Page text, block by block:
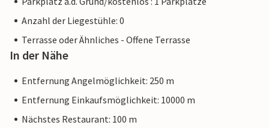
Anzahl der Liegestühle: 0
Terrasse oder Ähnliches - Offene Terrasse
In der Nähe
Entfernung Angelmöglichkeit: 250 m
Entfernung Einkaufsmöglichkeit: 10000 m
Nächstes Restaurant: 100 m